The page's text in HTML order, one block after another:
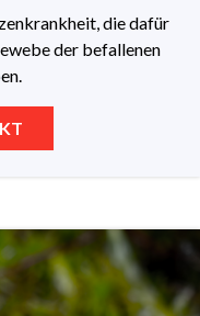
die dafür
der befallenen